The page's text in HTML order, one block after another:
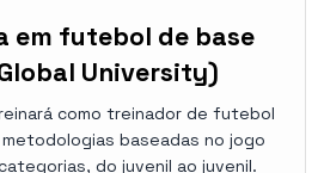
em futebol de base
University)
como treinador de futebol
baseadas no jogo
do juvenil ao juvenil.